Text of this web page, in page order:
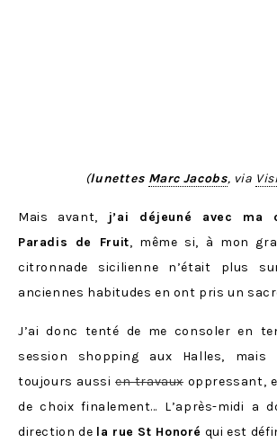
(lunettes Marc Jacobs, via
Mais avant,
j’ai déjeuné avec ma
Paradis de Fruit, même si, à mon
citronnade sicilienne n’était plus
anciennes habitudes en ont pris un
J’ai donc tenté de me consoler en
session shopping aux Halles,
toujours aussi en travaux oppressant,
de choix finalement… L’après-midi a
direction de la rue St Honoré qui est